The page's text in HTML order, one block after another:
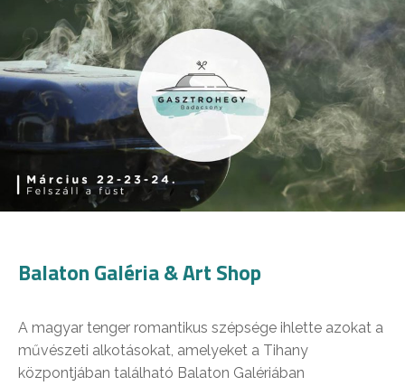
Balaton Galéria & Art Shop
A magyar tenger romantikus szépsége ihlette azokat a
művészeti alkotásokat, amelyeket a Tihany
központjában található Balaton Galériában